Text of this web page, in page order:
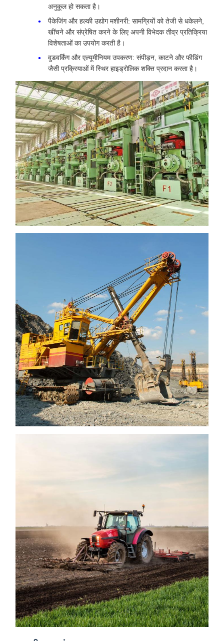
अनुकूल हो सकता है।
पैकेजिंग और हल्की उद्योग मशीनरी: सामग्रियों को तेजी से धकेलने,
खींचने और संप्रेषित करने के लिए अपनी विभेदक तीव्र प्रतिक्रिया
विशेषताओं का उपयोग करती है।
वुडवर्किंग और एल्यूमीनियम उपकरण: संपीड़न, काटने और फीडिंग
जैसी प्रक्रियाओं में स्थिर हाइड्रोलिक शक्ति प्रदान करता है।